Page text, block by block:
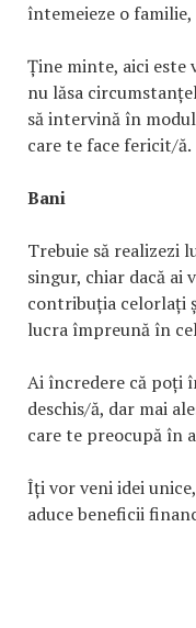
întemeieze o
Ține minte, aici este
nu lăsa
să intervină în
care te face fericit/ă.
Bani
Trebuie să realizezi
singur, chiar dacă ai
contribuția celorlați
lucra împreună în
Ai încredere că poți
deschis/ă, dar mai
care te preocupă în
Îți vor veni idei
aduce beneficii